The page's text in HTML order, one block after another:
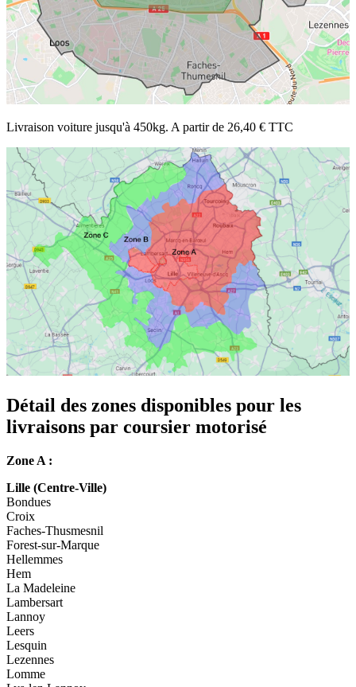
Livraison voiture jusqu'à 450kg. A partir de 26,40 € TTC
Détail des zones disponibles pour les
livraisons par coursier motorisé
Zone A :
Lille (Centre-Ville)
Bondues
Croix
Faches-Thusmesnil
Forest-sur-Marque
Hellemmes
Hem
La Madeleine
Lambersart
Lannoy
Leers
Lesquin
Lezennes
Lomme